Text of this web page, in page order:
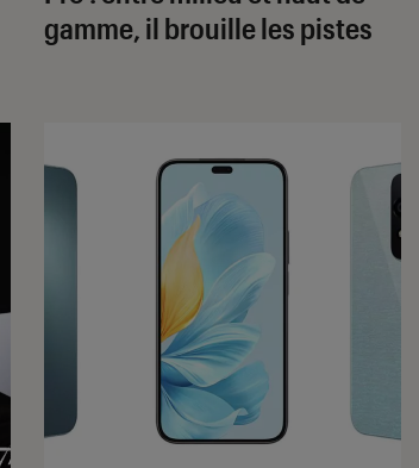
gamme, il brouille les pistes